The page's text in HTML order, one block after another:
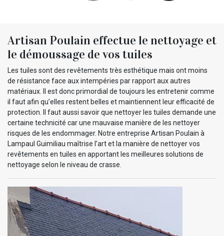
Artisan Poulain effectue le nettoyage et
le démoussage de vos tuiles
Les tuiles sont des revêtements très esthétique mais ont moins
de résistance face aux intempéries par rapport aux autres
matériaux. Il est donc primordial de toujours les entretenir comme
il faut afin qu’elles restent belles et maintiennent leur efficacité de
protection. Il faut aussi savoir que nettoyer les tuiles demande une
certaine technicité car une mauvaise manière de les nettoyer
risques de les endommager. Notre entreprise Artisan Poulain à
Lampaul Guimiliau maîtrise l’art et la manière de nettoyer vos
revêtements en tuiles en apportant les meilleures solutions de
nettoyage selon le niveau de crasse.